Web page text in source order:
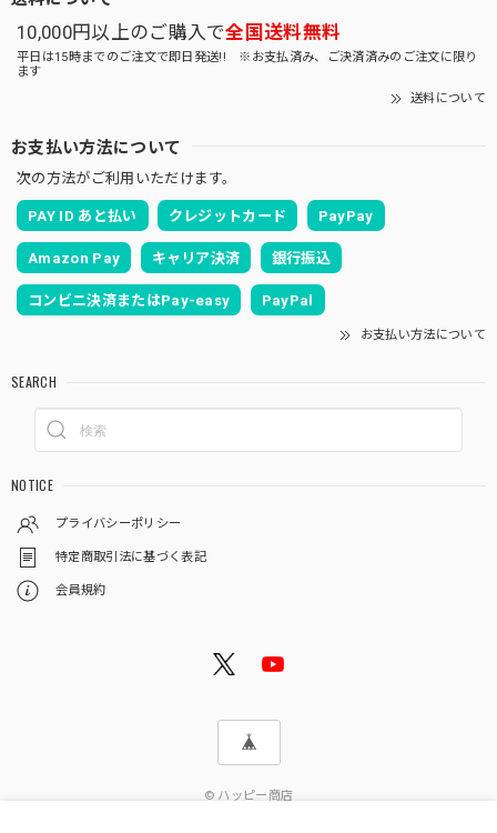
10,000円以上のご購入で全国送料無料
平日は15時までのご注文で即日発送!! ※お支払済み、ご決済済みのご注文に限り
ます
送料について
お支払い方法について
次の方法がご利用いただけます。
PAY ID あと払い クレジットカード PayPay
Amazon Pay キャリア決済 銀行振込
コンビニ決済またはPay-easy PayPal
お支払い方法について
SEARCH
NOTICE
プライバシーポリシー
特定商取引法に基づく表記
会員規約
© ハッピー商店